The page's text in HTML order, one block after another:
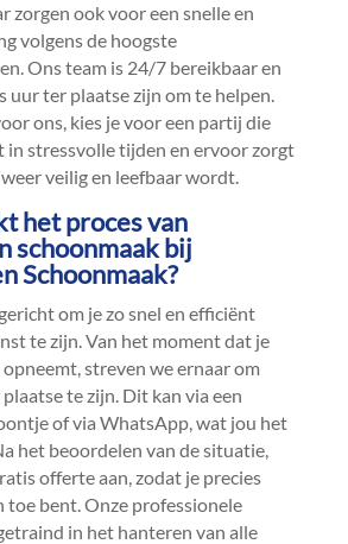
zorgen ook voor een snelle en
volgens de hoogste
Ons team is 24/7 bereikbaar en
uur ter plaatse zijn om te helpen.​
ons, kies je voor een partij die
in stressvolle tijden en ervoor zorgt
veilig en leefbaar wordt.​
het proces van
schoonmaak bij
Schoonmaak?
om je zo snel en efficiënt
te zijn.​ Van het moment dat je
streven we ernaar om
te zijn.​ Dit kan via een
of via WhatsApp, wat jou het
het beoordelen van de situatie,
offerte aan, zodat je precies
toe bent.​ Onze professionele
in het hanteren van alle